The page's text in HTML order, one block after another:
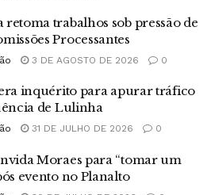
retoma trabalhos sob pressão de
Processantes
3 DE AGOSTO DE 2026 0
inquérito para apurar tráfico
de Lulinha
31 DE JULHO DE 2026 0
Moraes para “tomar um
evento no Planalto